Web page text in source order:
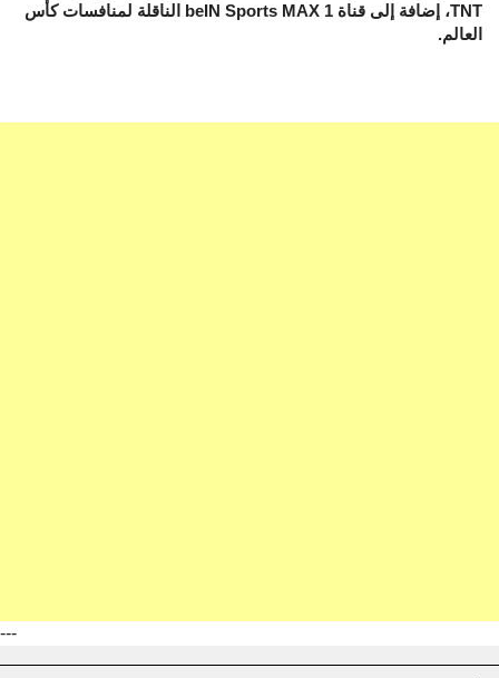
TNT، إضافة إلى قناة beIN Sports MAX 1 الناقلة لمنافسات كأس
العالم.
---